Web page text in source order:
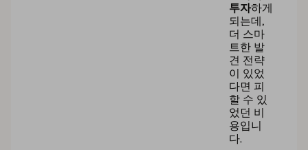
투자하게
되는데,
더 스마
트한 발
견 전략
이 있었
다면 피
할 수 있
었던 비
용입니
다.